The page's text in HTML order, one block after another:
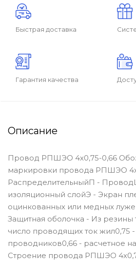
Быстрая доставка
Гарантия качества
Описание
Провод РПШЭО 4х0,75-0,66
маркировки провода РПШЭО
РаспределительныйП -
изоляционный слойЭ - Экран
оцинкованных или медных
Защитная оболочка - Из
число проводящих ток жил0,75
проводников0,66 - расчетное
Строение провода РПШЭО